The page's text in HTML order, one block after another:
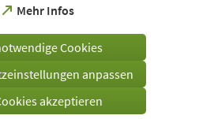
Mehr Infos
(Öffnet
einem
Tab)
Cookies
anpassen
akzeptieren